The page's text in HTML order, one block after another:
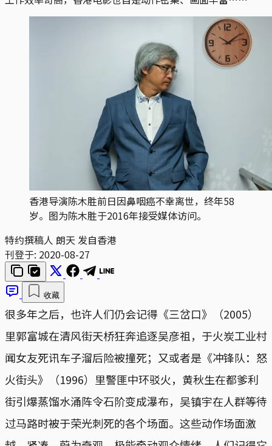
香港导演陈木胜前日因鼻咽癌不幸离世，终年58
岁。图为陈木胜于2016年接受媒体访问。
特约撰稿人 朗天 发自香港
刊登于: 2020-08-27
收藏
很多年之后，也许人们仍会记得《三岔口》（2005）
里郭富城在清风街天桥狂奔追逐吴彦祖，于火炭工业村
闻女友死讯车子溜后险被撞死；又或者是《冲锋队：怒
火街头》（1996）里警匪中环驳火，黄秋生在都爹利
街引爆蒸馏水涌阵令石阶变成瀑布，吴镇宇在人群等待
过马路时被于荣光刺死的各个场面。这些动作场面激